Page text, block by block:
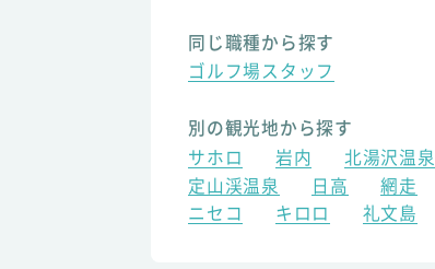
同じ職種から探す
ゴルフ場スタッフ
別の観光地から探す
サホロ
岩内 北湯沢温泉
定山渓温泉
日高 網走
ニセコ
キロロ 礼文島